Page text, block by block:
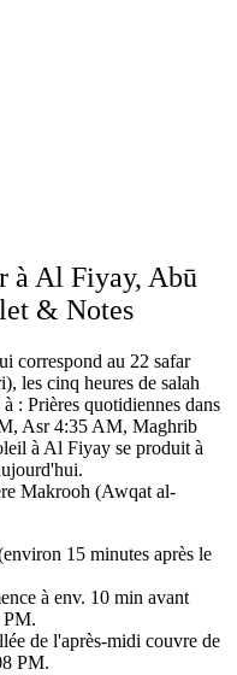
à Al Fiyay, Abū
& Notes
correspond au 22 safar
les cinq heures de salah
: Prières quotidiennes dans
Asr 4:35 AM, Maghrib
à Al Fiyay se produit à
Makrooh (Awqat al-
15 minutes après le
à env. 10 min avant
PM.
de l'après-midi couvre de
PM.